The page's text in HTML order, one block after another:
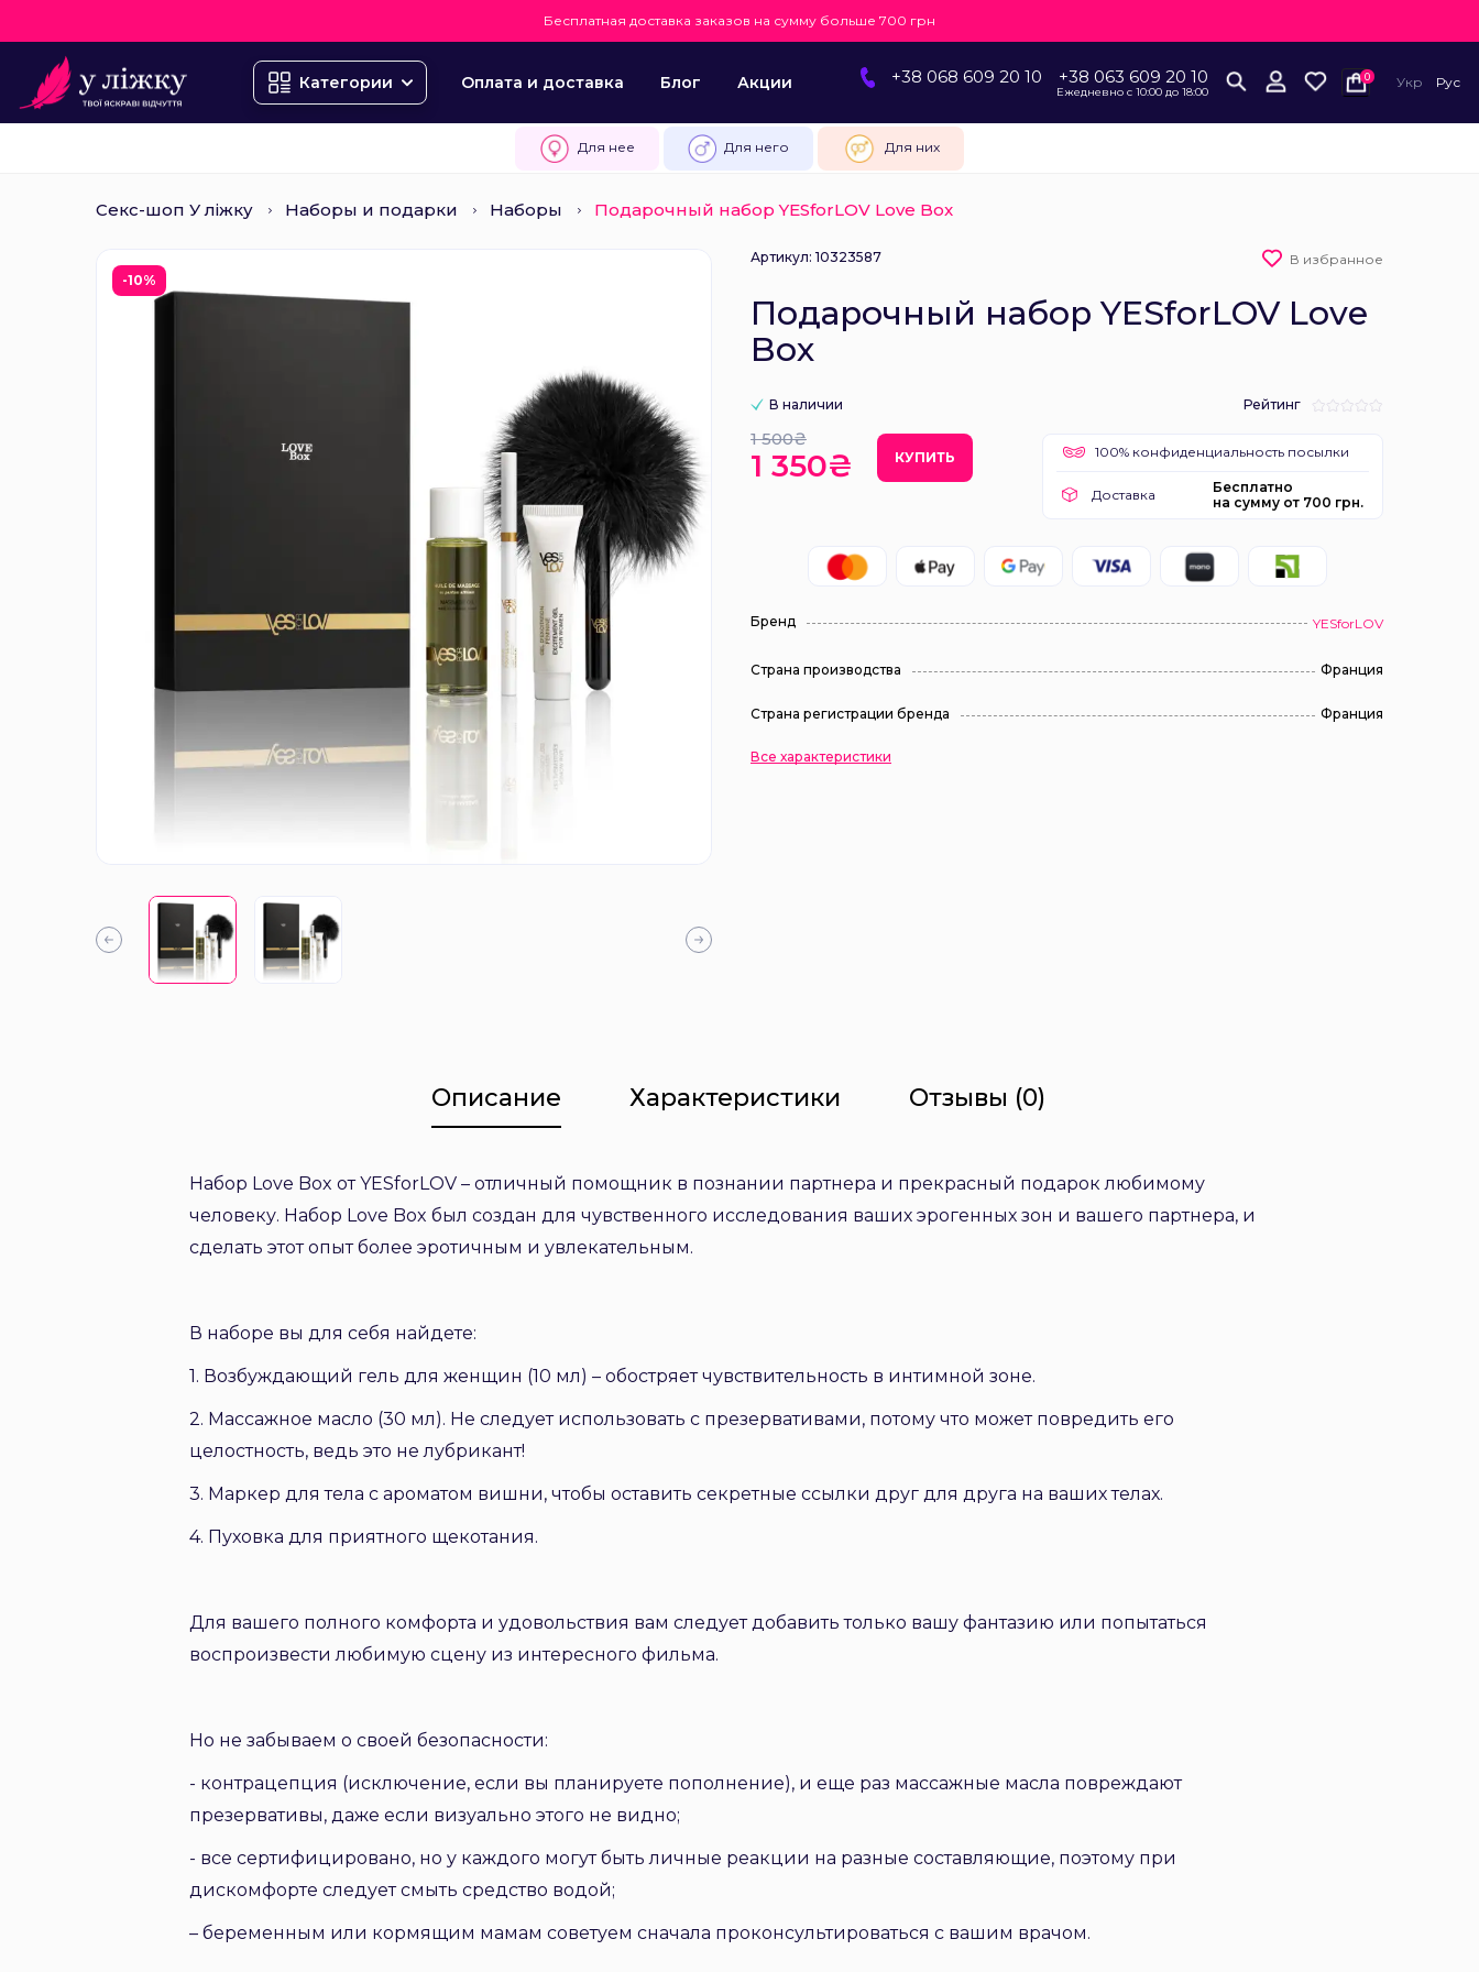
Бесплатная доставка заказов на сумму больше 700 грн
Категории Оплата и доставка Блог Акции +38 068 609 20 10 +38 063 609 20 10
Ежедневно с 10:00 до 18:00
0 Укр Рус
Для нее Для него Для них
Секс-шоп У ліжку Наборы и подарки Наборы Подарочный набор YESforLOV Love Box
-10%
Артикул: 10323587 В избранное
Подарочный набор YESforLOV Love
Box
В наличии Рейтинг
1 500₴
1 350₴ КУПИТЬ 100% конфиденциальность посылки
Доставка
Бесплатно
на сумму от 700 грн.
Бренд YESforLOV
Страна производства Франция
Страна регистрации бренда Франция
Все характеристики
Описание Характеристики Отзывы (0)
Набор Love Box от YESforLOV – отличный помощник в познании партнера и прекрасный подарок любимому
человеку. Набор Love Box был создан для чувственного исследования ваших эрогенных зон и вашего партнера, и
сделать этот опыт более эротичным и увлекательным.
В наборе вы для себя найдете:
1. Возбуждающий гель для женщин (10 мл) – обостряет чувствительность в интимной зоне.
2. Массажное масло (30 мл). Не следует использовать с презервативами, потому что может повредить его
целостность, ведь это не лубрикант!
3. Маркер для тела с ароматом вишни, чтобы оставить секретные ссылки друг для друга на ваших телах.
4. Пуховка для приятного щекотания.
Для вашего полного комфорта и удовольствия вам следует добавить только вашу фантазию или попытаться
воспроизвестилюбимую сцену из интересного фильма.
Но не забываем о своей безопасности:
- контрацепция (исключение, если вы планируете пополнение), и еще раз массажные масла повреждают
презервативы, даже если визуально этого не видно;
- все сертифицировано, но у каждого могут быть личные реакции на разные составляющие, поэтому при
дискомфорте следует смыть средство водой;
– беременным или кормящим мамам советуем сначала проконсультироваться с вашим врачом.